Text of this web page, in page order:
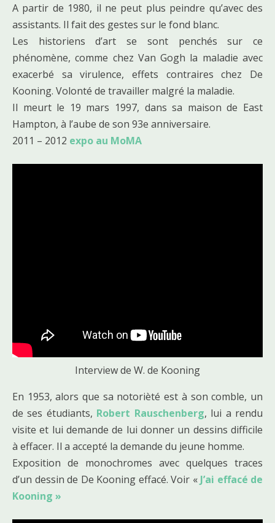
A partir de 1980, il ne peut plus peindre qu’avec des
assistants. Il fait des gestes sur le fond blanc.
Les historiens d’art se sont penchés sur ce
phénomène, comme chez Van Gogh la maladie avec
exacerbé sa virulence, effets contraires chez De
Kooning. Volonté de travailler malgré la maladie.
Il meurt le 19 mars 1997, dans sa maison de East
Hampton, à l’aube de son 93e anniversaire.
2011 – 2012 expo au MoMA
Interview de W. de Kooning
En 1953, alors que sa notorièté est à son comble, un
de ses étudiants, Robert Rauschenberg, lui a rendu
visite et lui demande de lui donner un dessins difficile
à effacer. Il a accepté la demande du jeune homme.
Exposition de monochromes avec quelques traces
d’un dessin de De Kooning effacé. Voir « J’ai effacé de
Kooning »